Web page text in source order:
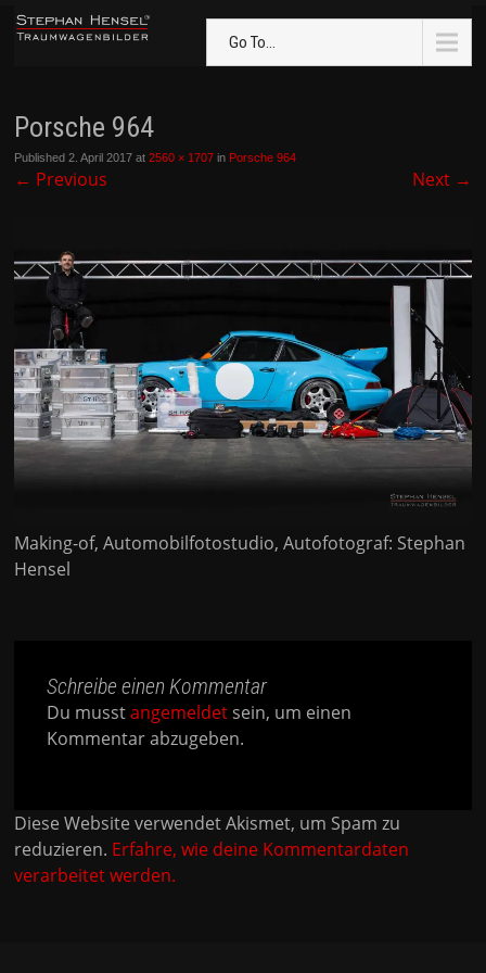
Go To...
Porsche 964
Published2. April 2017 at2560 × 1707 in Porsche 964
← Previous Next →
Making-of, Automobilfotostudio, Autofotograf: Stephan
Hensel
Schreibe einen Kommentar
Du musstangemeldet sein, um einen
Kommentar abzugeben.
Diese Website verwendet Akismet, um Spam zu
reduzieren. Erfahre, wie deine Kommentardaten
verarbeitet werden.